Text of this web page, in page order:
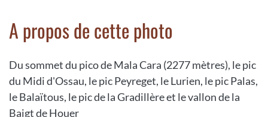
A propos de cette photo
Du sommet du pico de Mala Cara (2277 mètres), le pic
du Midi d'Ossau, le pic Peyreget, le Lurien, le pic Palas,
le Balaïtous, le pic de la Gradillère et le vallon de la
Baigt de Houer